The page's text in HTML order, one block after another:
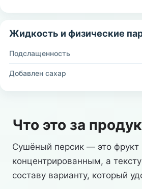
Жидкость и физические
Подслащенность
Добавлен сахар
Что это за
Сушёный персик — это фрукт
концентрированным, а
составу варианту, который